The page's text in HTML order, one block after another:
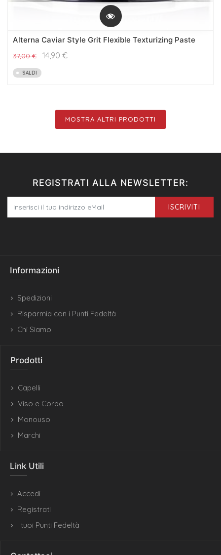
Alterna Caviar Style Grit Flexible Texturizing Paste
37,00€ 14,90 €
SALDI
MOSTRA ALTRI PRODOTTI
REGISTRATI ALLA NEWSLETTER:
ISCRIVITI
Informazioni
Spedizioni
Risparmia con i Punti Fedeltà
Chi Siamo
Prodotti
Capelli
Viso e Corpo
Monouso
Marchi
Link Utili
Accedi
Registrati
I tuoi Punti Fedeltà